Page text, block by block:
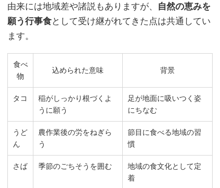
由来には地域差や諸説もありますが、 自然の恵みを
願う行事食として受け継がれてきた点は共通してい
ます。
食べ
物
込められた意味 背景
タコ
稲がしっかり根づくよ
うに願う
足が地面に吸いつく姿
にちなむ
うど
ん
農作業後の労をねぎら
う
節目に食べる地域の習
慣
さば 季節のごちそうを囲む
地域の食文化として定
着